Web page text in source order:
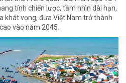
tính chiến lược, tầm nhìn dài hạn,
khát vọng, đưa Việt Nam trở thành
vào năm 2045.